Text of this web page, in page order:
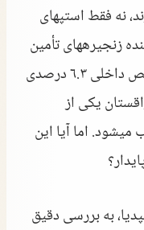
نه فقط استپهای
زنجیرههای تأمین
جهانی را میبینند. با رشد تولید ناخالص داخلی ۶.۳ درصدی
اقتصاد قزاقستان یکی از
اما آیا این
به بررسی دقیق